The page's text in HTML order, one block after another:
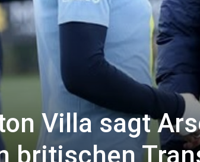
Villa sagt
britischen